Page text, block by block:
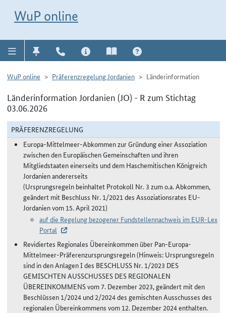
WuP online
WuP online Präferenzregelung Jordanien Länderinformation
Länderinformation Jordanien (JO) - R zum Stichtag
03.06.2026
PRÄFERENZREGELUNG
Europa-Mittelmeer-Abkommen zur Gründung einer Assoziation
zwischen den Europäischen Gemeinschaften und ihren
Mitgliedstaaten einerseits und dem Haschemitischen Königreich
Jordanien andererseits
(Ursprungsregeln beinhaltet Protokoll Nr. 3 zum o.a. Abkommen,
geändert mit Beschluss Nr. 1/2021 des Assoziationsrates EU-
Jordanien vom 15. April 2021)
auf die Regelung bezogener Fundstellennachweis im EUR-Lex
Portal
Revidiertes Regionales Übereinkommen über Pan-Europa-
Mittelmeer-Präferenzursprungsregeln (Hinweis: Ursprungsregeln
sind in den Anlagen I des BESCHLUSS Nr. 1/2023 DES
GEMISCHTEN AUSSCHUSSES DES REGIONALEN
ÜBEREINKOMMENS vom 7. Dezember 2023, geändert mit den
Beschlüssen 1/2024 und 2/2024 des gemischten Ausschusses des
regionalen Übereinkommens vom 12. Dezember 2024 enthalten.